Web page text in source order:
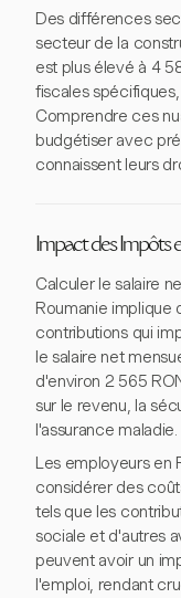
Des différences
secteur de la
est plus élevé à 4
fiscales
Comprendre ces
budgétiser avec
connaissent leurs
Impact des Impôts
Calculer le salaire
Roumanie
contributions qui
le salaire net
d'environ 2 565
sur le revenu, la
l'assurance maladie.
Les employeurs en
considérer des
tels que les
sociale et d'autres
peuvent avoir un
l'emploi, rendant